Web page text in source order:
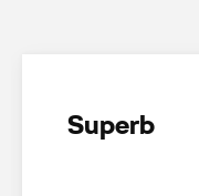
Superb